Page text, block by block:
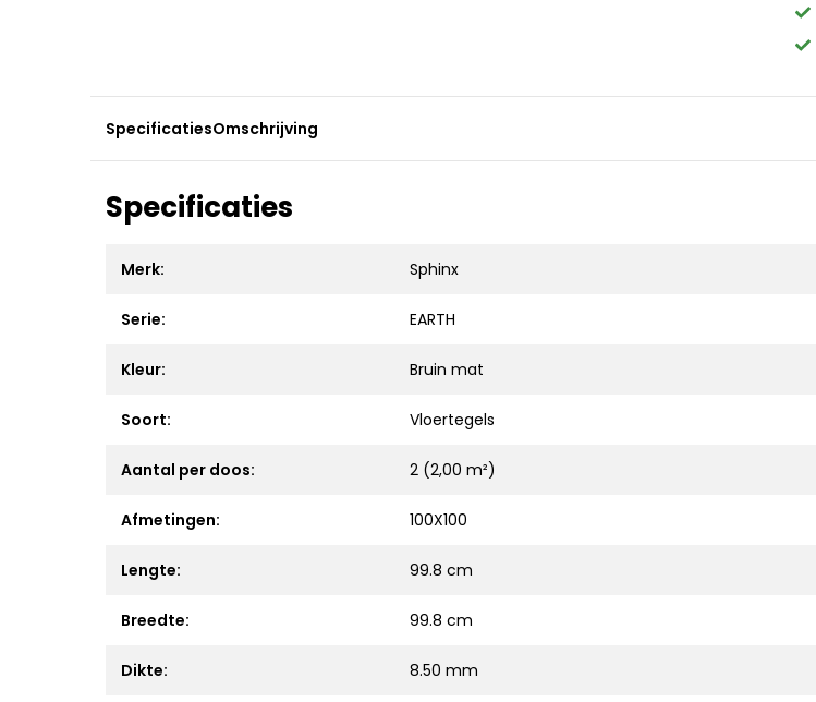
SpecificatiesOmschrijving
Specificaties
Merk: Sphinx
Serie: EARTH
Kleur: Bruin mat
Soort: Vloertegels
Aantal per doos: 2 (2,00 m²)
Afmetingen: 100X100
Lengte: 99.8 cm
Breedte: 99.8 cm
Dikte: 8.50 mm